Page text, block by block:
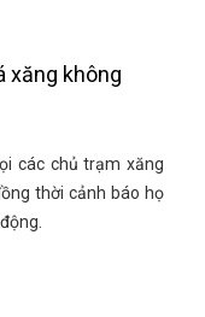
xăng không
các chủ trạm xăng
thời cảnh báo họ